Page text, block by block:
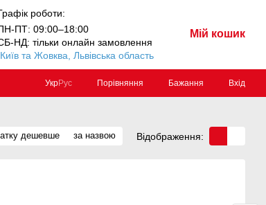
роботи:
ПТ: 09:00–18:00
НД: тільки онлайн замовлення
Київ та Жовква, Львівська область
Мій кошик
УкрРус Порівняння Бажання Вхід
дешевше за назвою Відображення: